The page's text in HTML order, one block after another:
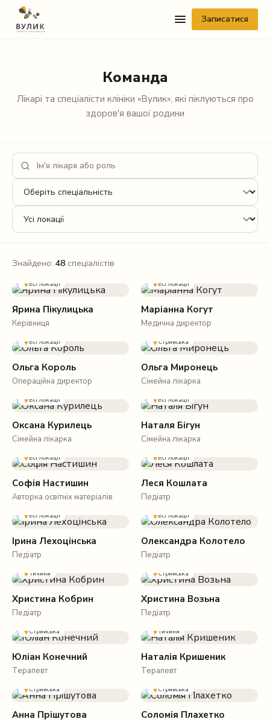
Записатися
Команда
Лікарі та спеціалісти клініки «Вулик», які піклуються про
здоров'я вашої родини
Знайдено: 48 спеціалістів
Всі локації
Ярина Пікулицька
Керівниця
Всі локації
Маріанна Когут
Медична директор
Всі локації
Ольга Король
Операційна директор
Стрийська
Ольга Миронець
Сімейна лікарка
Всі локації
Оксана Курилець
Сімейна лікарка
Всі локації
Наталя Бігун
Сімейна лікарка
Всі локації
Софія Настишин
Авторка освітніх матеріалів
Всі локації
Леся Кошлата
Педіатр
Всі локації
Ірина Лехоцінська
Педіатр
Всі локації
Олександра Колотело
Педіатр
Тичини
Христина Кобрин
Педіатр
Стрийська
Христина Возьна
Педіатр
Стрийська
Юліан Конечний
Терапевт
Тичини
Наталія Кришеник
Терапевт
Стрийська
Анна Прішутова
Стрийська
Соломія Плахетко
Viber
WhatsApp
Facebook Messenger
Instagram